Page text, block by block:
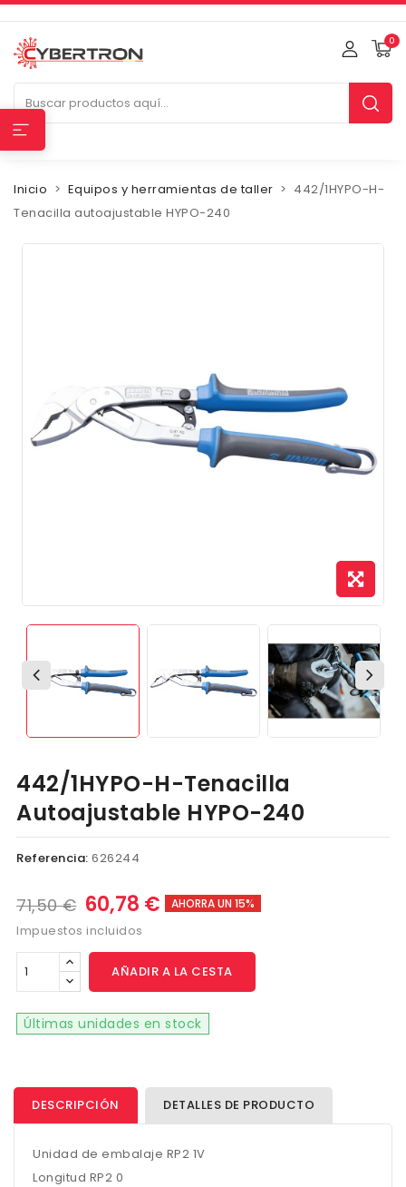
0
Inicio Equipos y herramientas de taller
442/1HYPO-H-
Tenacilla autoajustable HYPO-240
442/1HYPO-H-Tenacilla
Autoajustable HYPO-240
Referencia: 626244
71,50 € 60,78 € AHORRA UN 15%
Impuestos incluidos
AÑADIR A LA CESTA
Últimas unidades en stock
DESCRIPCIÓN DETALLES DE PRODUCTO
Unidad de embalaje RP2 1V
Longitud RP2 0